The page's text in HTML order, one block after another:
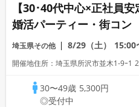
【30･40代中心×正社員安
婚活パーティー・街コ
～
埼玉県その他 8/29（土） 15:00
開催地住所：埼玉県所沢市並木1‐9ｰ1
30〜49歳 5,300円
◎受付中